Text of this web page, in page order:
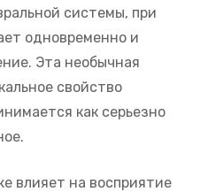
системы, при
одновременно и
Эта необычная
свойство
как серьезно
влияет на восприятие